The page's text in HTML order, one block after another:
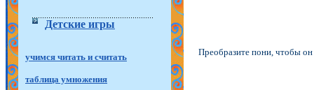
Детские игры
учимся читать и считать
таблица умножения
Преобразите пони, чтобы